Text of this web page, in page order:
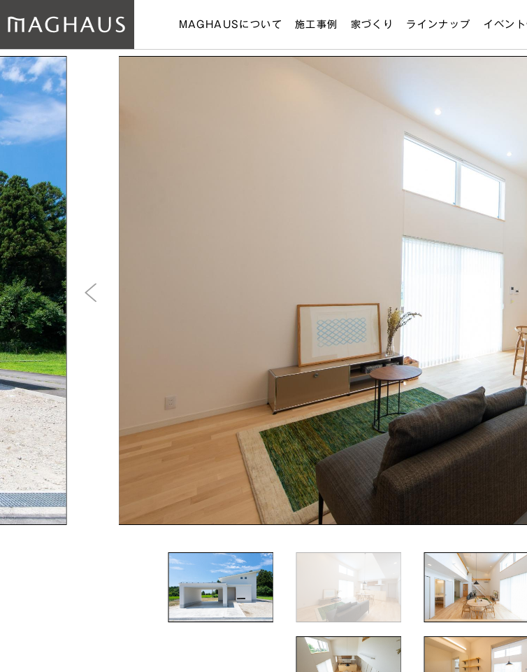
MAGHAUSについて 施工事例 家づくり
保証 / メンテナンス
ラインナップ
セミオーダー
(規格住宅)
MAGHAUSの
イベン